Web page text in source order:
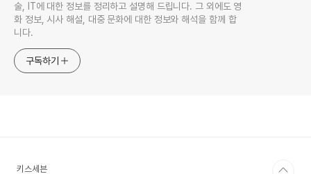
술, IT에 대한 정보를 정리하고 설명해 드립니다. 그 외에도 영
화 정보, 시사 해설, 대중 문화에 대한 정보와 해석을 함께 합
니다.
구독하기
키스세븐